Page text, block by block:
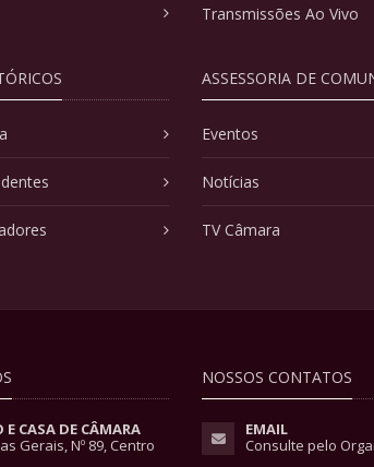
Transmissões Ao Vivo
ASSESSORIA DE
Eventos
Notícias
TV Câmara
E CASA DE CÂMARA
Gerais, Nº 89, Centro
NOSSOS CONTATOS
EMAIL
Consulte pelo